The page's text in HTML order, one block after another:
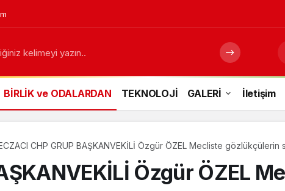
BİRLİK ve ODALARDAN TEKNOLOJİ GALERİ İletişim
CHP GRUP BAŞKANVEKİLİ Özgür ÖZEL Mecliste
Özgür ÖZEL